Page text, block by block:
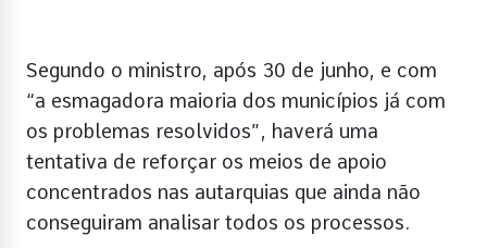
Segundo o ministro, após 30 de junho, e com
“a esmagadora maioria dos municípios já com
os problemas resolvidos”, haverá uma
tentativa de reforçar os meios de apoio
concentrados nas autarquias que ainda não
conseguiram analisar todos os processos.